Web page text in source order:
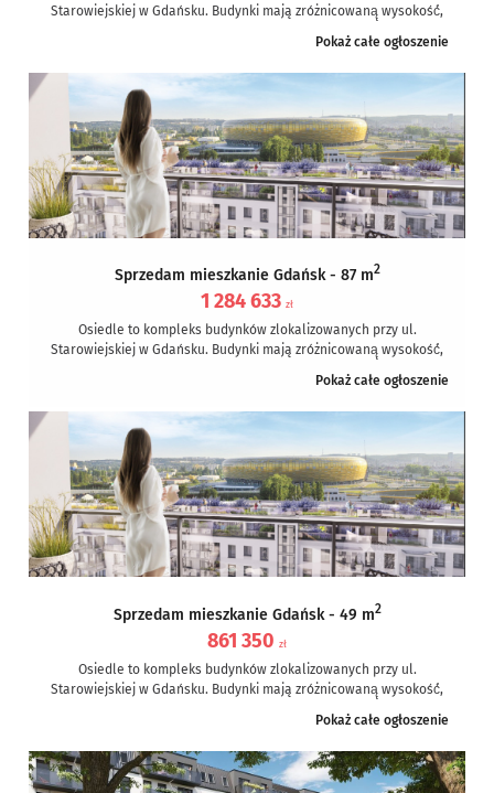
Starowiejskiej w Gdańsku. Budynki mają zróżnicowaną̨ wysokość́,
Pokaż całe ogłoszenie
Sprzedam mieszkanie Gdańsk - 87 m2
1 284 633 zł
Osiedle to kompleks budynków zlokalizowanych przy ul.
Starowiejskiej w Gdańsku. Budynki mają zróżnicowaną̨ wysokość́,
Pokaż całe ogłoszenie
Sprzedam mieszkanie Gdańsk - 49 m2
861 350 zł
Osiedle to kompleks budynków zlokalizowanych przy ul.
Starowiejskiej w Gdańsku. Budynki mają zróżnicowaną̨ wysokość́,
Pokaż całe ogłoszenie